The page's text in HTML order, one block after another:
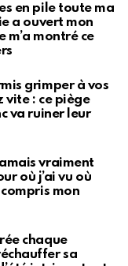
en pile toute ma
a ouvert mon
m’a montré ce
grimper à vos
vite : ce piège
va ruiner leur
vraiment
où j’ai vu où
mon
chaque
sa